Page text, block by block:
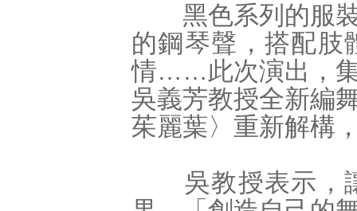
黑色系列的服裝
的鋼琴聲，搭配肢
情……此次演出，集
吳義芳教授全新編
茱麗葉〉重新解構
吳教授表示，讓